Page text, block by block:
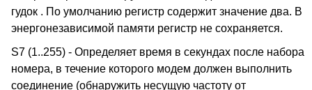
гудок . По умолчанию регистр содержит значение два. В
энергонезависимой памяти регистр не сохраняется.
S7 (1..255) - Определяет время в секундах после набора
номера, в течение которого модем должен выполнить
соединение (обнаружить несущую частоту от